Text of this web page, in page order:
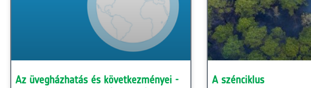
Az üvegházhatás és következményei -
A szénciklus